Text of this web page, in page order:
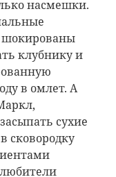
насмешки.
клубнику и
в омлет. А
сухие
сковородку
любители